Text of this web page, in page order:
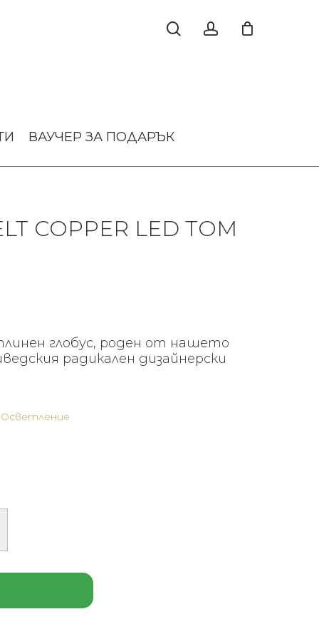
ВАУЧЕР ЗА ПОДАРЪК
COPPER LED TOM
глобус, роден от нашето
радикален дизайнерски
Осветление